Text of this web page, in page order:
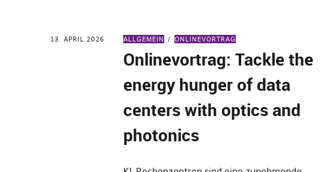
13. APRIL 2026 ALLGEMEIN ONLINEVORTRAG
Onlinevortrag: Tackle the
energy hunger of data
centers with optics and
photonics